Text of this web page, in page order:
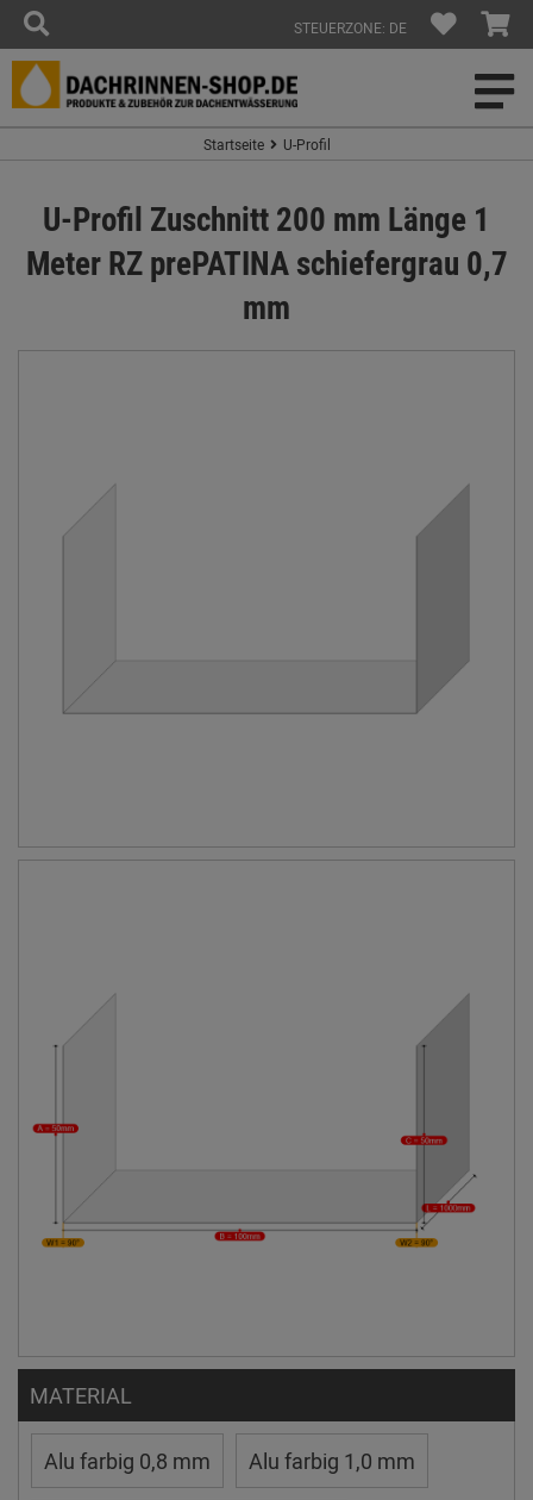
STEUERZONE: DE
Startseite U-Profil
U-Profil Zuschnitt 200 mm Länge 1
Meter RZ prePATINA schiefergrau 0,7
mm
MATERIAL
Alu farbig 0,8 mm Alu farbig 1,0 mm